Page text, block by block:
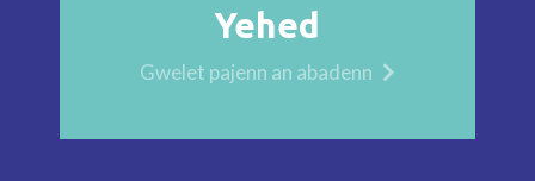
Yehed
Gwelet pajenn an abadenn